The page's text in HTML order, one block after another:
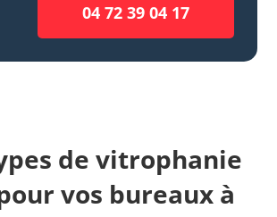
04 72 39 04 17
de vitrophanie
vos bureaux à